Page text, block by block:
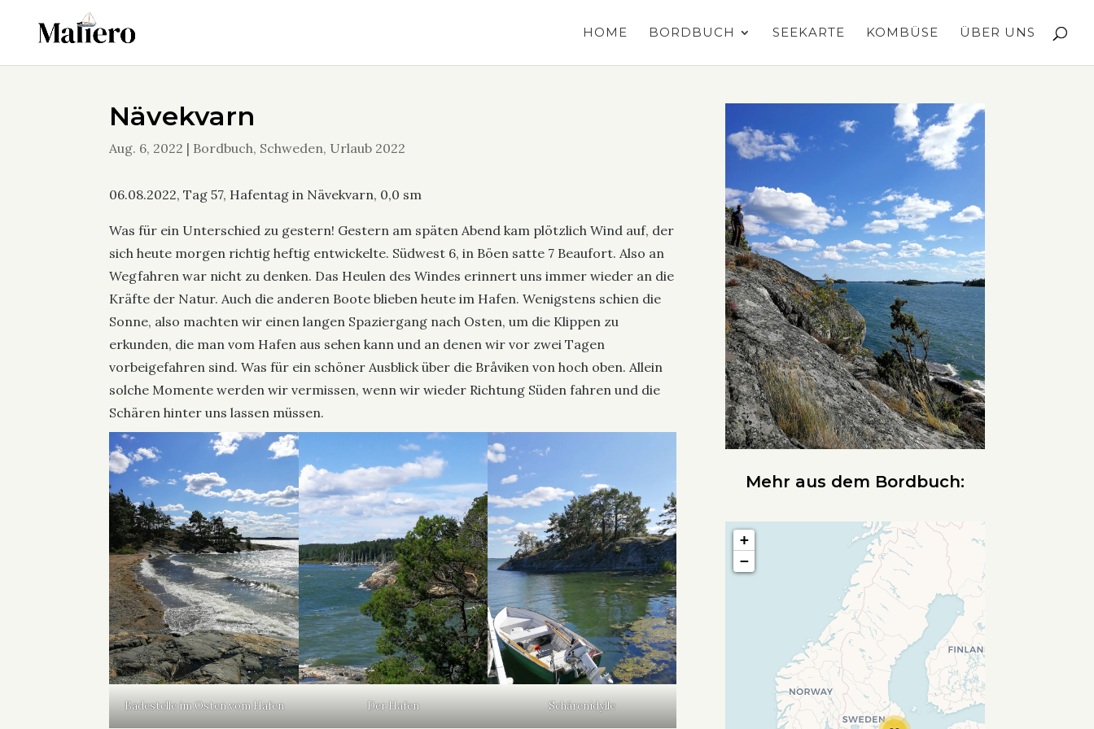
HOME BORDBUCH SEEKARTE KOMBÜSE ÜBER UNS
Nävekvarn
Aug. 6, 2022 | Bordbuch, Schweden, Urlaub 2022
06.08.2022, Tag 57, Hafentag in Nävekvarn, 0,0 sm
Was für ein Unterschied zu gestern! Gestern am späten Abend kam plötzlich Wind auf, der
sich heute morgen richtig heftig entwickelte. Südwest 6, in Böen satte 7 Beaufort. Also an
Wegfahren war nicht zu denken. Das Heulen des Windes erinnert uns immer wieder an die
Kräfte der Natur. Auch die anderen Boote blieben heute im Hafen. Wenigstens schien die
Sonne, also machten wir einen langen Spaziergang nach Osten, um die Klippen zu
erkunden, die man vom Hafen aus sehen kann und an denen wir vor zwei Tagen
vorbeigefahren sind. Was für ein schöner Ausblick über die Bråviken von hoch oben. Allein
solche Momente werden wir vermissen, wenn wir wieder Richtung Süden fahren und die
Schären hinter uns lassen müssen.
Badestelle im Osten vom Hafen Der Hafen Schärenidylle
Mehr aus dem Bordbuch:
+
−